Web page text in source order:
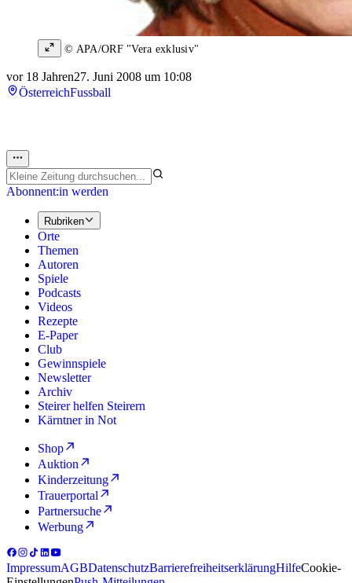
© APA/ORF "Vera exklusiv"
vor 18 Jahren27. Juni 2008 um 10:08
ÖsterreichFussball
Abonnent:in werden
Rubriken
Orte
Themen
Autoren
Spiele
Podcasts
Videos
Rezepte
E-Paper
Club
Gewinnspiele
Newsletter
Archiv
Steirer helfen Steirern
Kärntner in Not
Shop
Auktion
Kinderzeitung
Trauerportal
Partnersuche
Werbung
ImpressumAGBDatenschutzBarrierefreiheitserklärungHilfeCookie-